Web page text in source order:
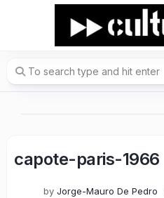
capote-paris-1966
by Jorge-Mauro De Pedro